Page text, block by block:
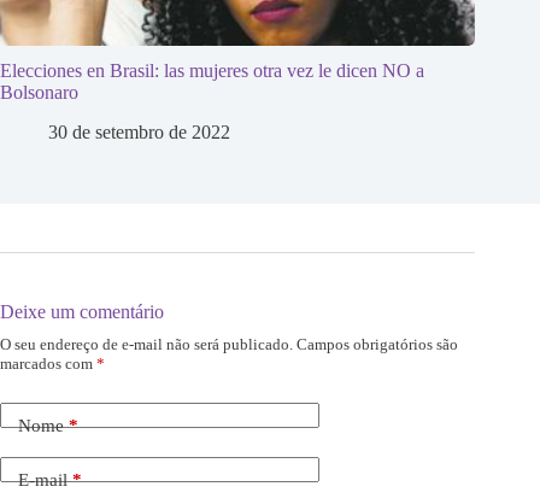
Elecciones en Brasil: las mujeres otra vez le dicen NO a
Bolsonaro
30 de setembro de 2022
Deixe um comentário
O seu endereço de e-mail não será publicado. Campos obrigatórios são
marcados com *
Nome*
E-mail*